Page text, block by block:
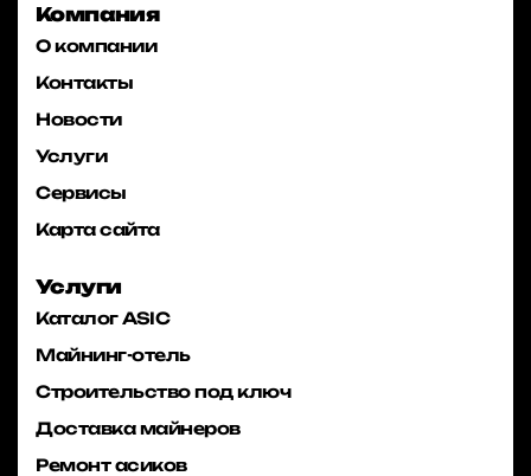
Компания
О компании
Контакты
Новости
Услуги
Сервисы
Карта сайта
Услуги
Каталог ASIC
Майнинг-отель
Строительство под ключ
Доставка майнеров
Ремонт асиков